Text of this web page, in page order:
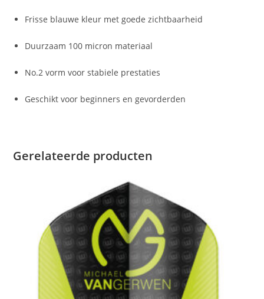
Frisse blauwe kleur met goede zichtbaarheid
Duurzaam 100 micron materiaal
No.2 vorm voor stabiele prestaties
Geschikt voor beginners en gevorderden
Gerelateerde producten